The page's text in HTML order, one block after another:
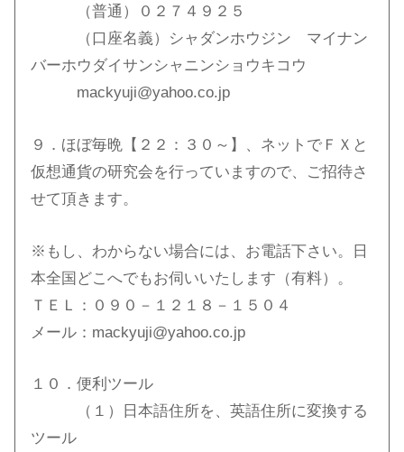
（普通）０２７４９２５
（口座名義）シャダンホウジン マイナン
バーホウダイサンシャニンショウキコウ
mackyuji@yahoo.co.jp
９．ほぼ毎晩【２２：３０～】、ネットでＦＸと
仮想通貨の研究会を行っていますので、ご招待さ
せて頂きます。
※もし、わからない場合には、お電話下さい。日
本全国どこへでもお伺いいたします（有料）。
ＴＥＬ：０９０－１２１８－１５０４
メール：mackyuji@yahoo.co.jp
１０．便利ツール
（１）日本語住所を、英語住所に変換する
ツール